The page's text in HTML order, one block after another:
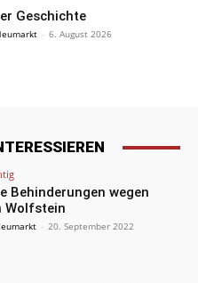
Geschichte
- 6. August 2026
Behinderungen wegen
Wolfstein
- 20. September 2022